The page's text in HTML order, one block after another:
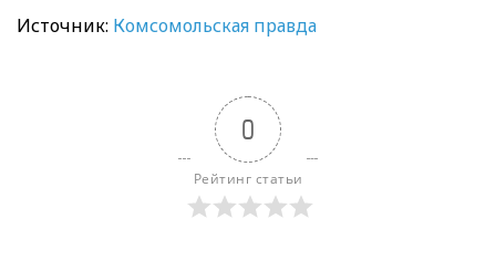
Источник: Комсомольская правда
0
Рейтинг статьи